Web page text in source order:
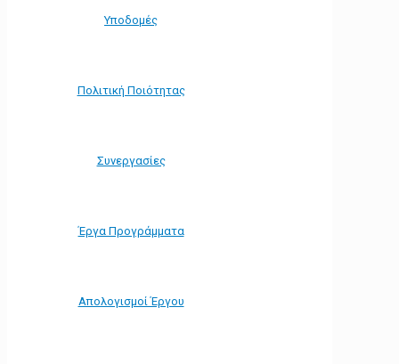
Υποδομές
Πολιτική Ποιότητας
Συνεργασίες
Έργα Προγράμματα
Απολογισμοί Έργου